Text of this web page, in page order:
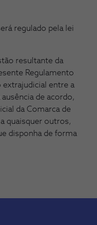
regulado pela lei
resultante da
Regulamento
extrajudicial entre a
de acordo,
da Comarca de
quaisquer outros,
disponha de forma